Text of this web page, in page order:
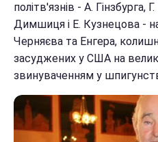
політв'язнів - А. Гінзбурга,
Димшиця і Е. Кузнецова -
Черняєва та Енгера,
засуджених у США на
звинуваченням у